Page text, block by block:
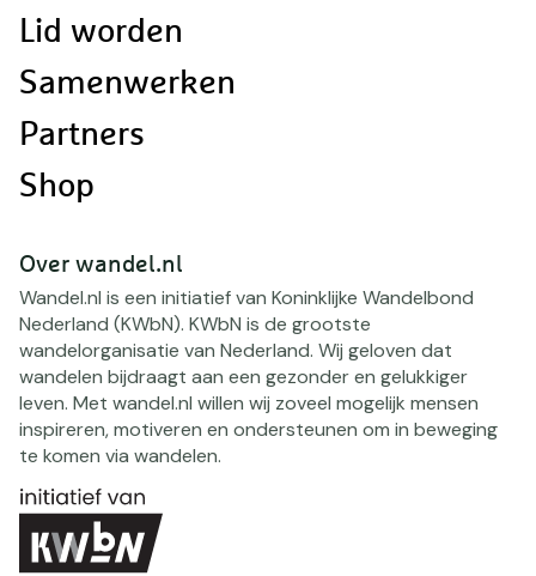
Lid worden
Samenwerken
Partners
Shop
Over wandel.nl
Wandel.nl is een initiatief van Koninklijke Wandelbond
Nederland (KWbN). KWbN is de grootste
wandelorganisatie van Nederland. Wij geloven dat
wandelen bijdraagt aan een gezonder en gelukkiger
leven. Met wandel.nl willen wij zoveel mogelijk mensen
inspireren, motiveren en ondersteunen om in beweging
te komen via wandelen.